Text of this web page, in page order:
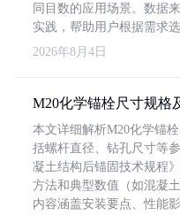
同目数的应用场景。数据
实践，帮助用户根据需求
2026年8月4日
M20化学锚栓尺寸规格
本文详细解析M20化学锚
括螺杆直径、钻孔尺寸等
凝土结构后锚固技术规程
方法和典型数值（如混凝
内容涵盖安装要点、性能